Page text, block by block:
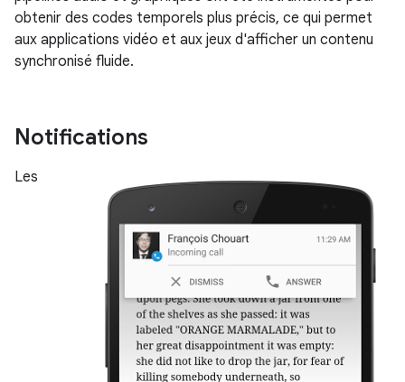
obtenir des codes temporels plus précis, ce qui permet
aux applications vidéo et aux jeux d'afficher un contenu
synchronisé fluide.
Notifications
Les